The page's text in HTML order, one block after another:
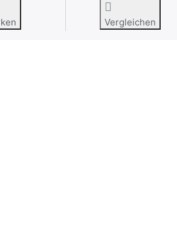
Vergleichen